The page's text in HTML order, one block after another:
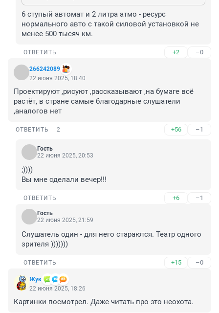
6 ступый автомат и 2 литра атмо - ресурс
нормального авто с такой силовой установкой не
менее 500 тысяч км.
ОТВЕТИТЬ +2 –0
266242089
22 июня 2025, 18:40
Проектируют ,рисуют ,рассказывают ,на бумаге всё
растёт, в стране самые благодарные слушатели
,аналогов нет
ОТВЕТИТЬ 2 +56 –1
Гость
22 июня 2025, 20:53
;))))
Вы мне сделали вечер!!!
ОТВЕТИТЬ +6 –1
Гость
22 июня 2025, 21:59
Слушатель один - для него стараются. Театр одного
зрителя )))))))
ОТВЕТИТЬ +15 –0
Жук
22 июня 2025, 18:26
Картинки посмотрел. Даже читать про это неохота.